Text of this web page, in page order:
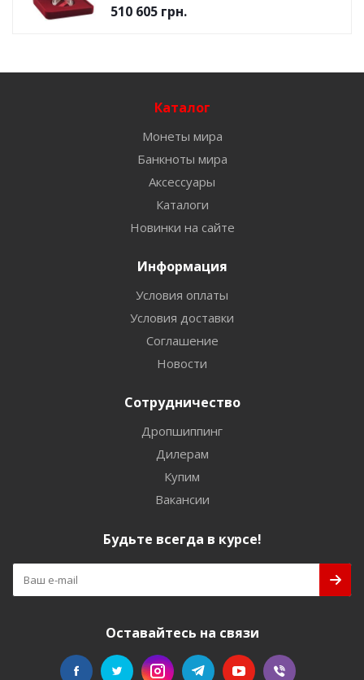
510 605 грн.
Каталог
Монеты мира
Банкноты мира
Аксессуары
Каталоги
Новинки на сайте
Информация
Условия оплаты
Условия доставки
Соглашение
Новости
Сотрудничество
Дропшиппинг
Дилерам
Купим
Вакансии
Будьте всегда в курсе!
Оставайтесь на связи